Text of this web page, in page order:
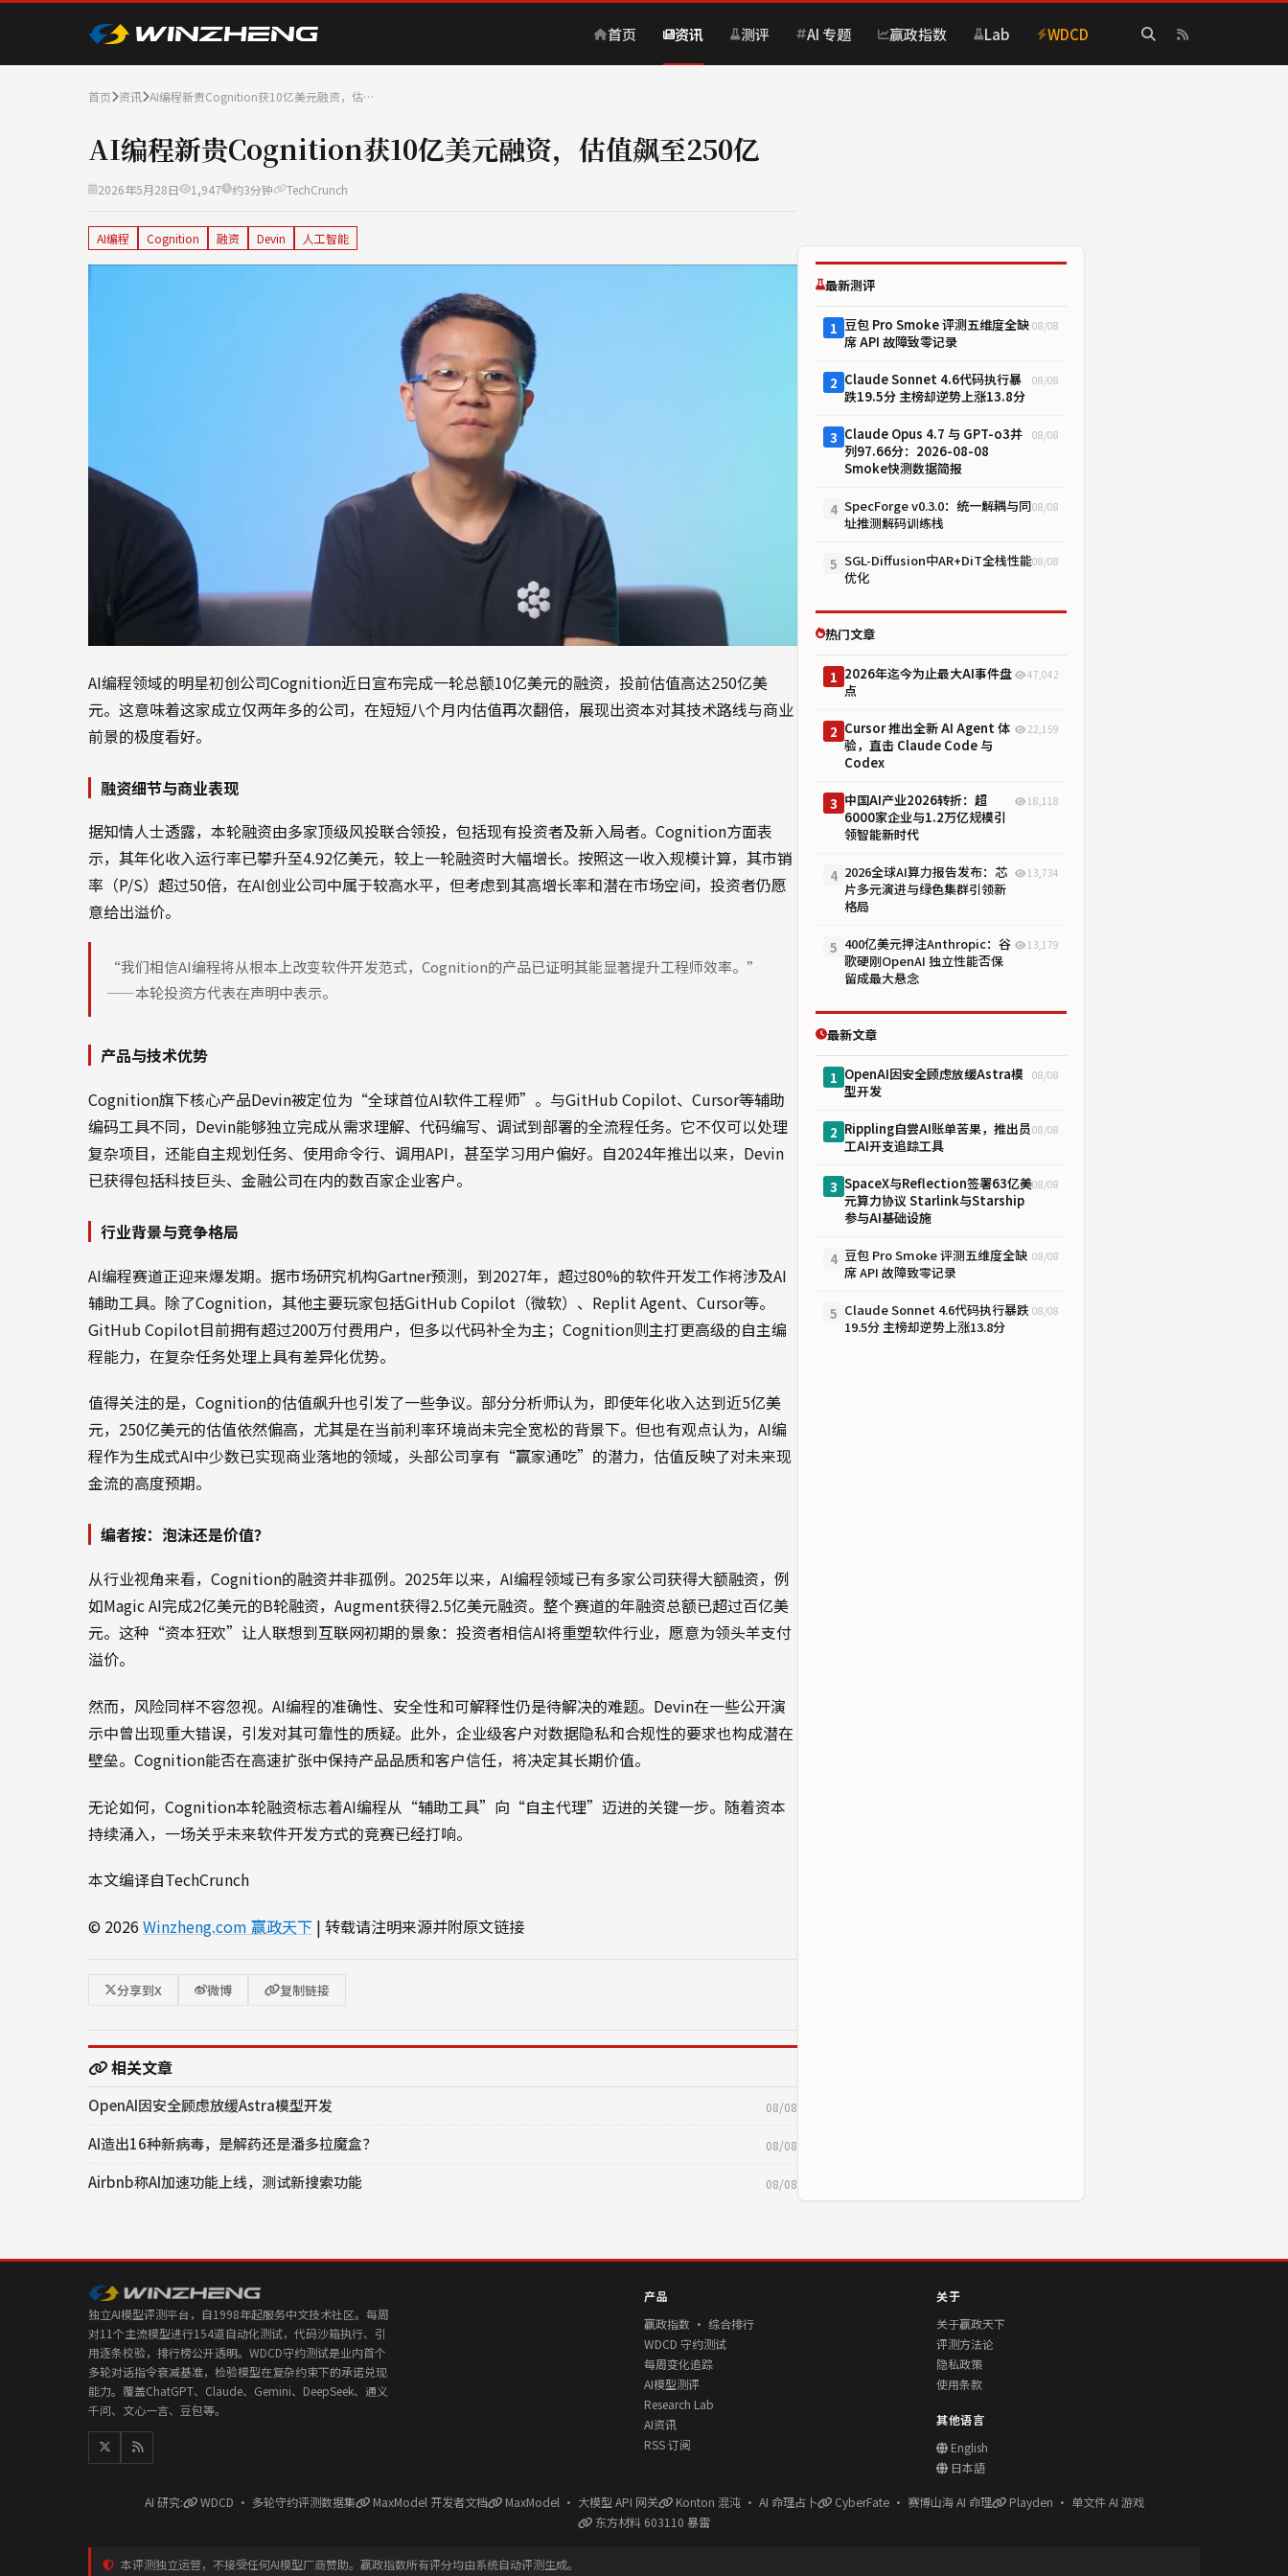
首页 资讯 测评 AI 专题 赢政指数 Lab WDCD
首页 资讯 AI编程新贵Cognition获10亿美元融资，估…
AI编程新贵Cognition获10亿美元融资，估值飙至250亿
2026年5月28日 1,947 约3分钟 TechCrunch
AI编程 Cognition 融资 Devin 人工智能
AI编程领域的明星初创公司Cognition近日宣布完成一轮总额10亿美元的融资，投前估值高达250亿美
元。这意味着这家成立仅两年多的公司，在短短八个月内估值再次翻倍，展现出资本对其技术路线与商业
前景的极度看好。
融资细节与商业表现
据知情人士透露，本轮融资由多家顶级风投联合领投，包括现有投资者及新入局者。Cognition方面表
示，其年化收入运行率已攀升至4.92亿美元，较上一轮融资时大幅增长。按照这一收入规模计算，其市销
率（P/S）超过50倍，在AI创业公司中属于较高水平，但考虑到其高增长率和潜在市场空间，投资者仍愿
意给出溢价。
“我们相信AI编程将从根本上改变软件开发范式，Cognition的产品已证明其能显著提升工程师效率。”
——本轮投资方代表在声明中表示。
产品与技术优势
Cognition旗下核心产品Devin被定位为“全球首位AI软件工程师”。与GitHub Copilot、Cursor等辅助
编码工具不同，Devin能够独立完成从需求理解、代码编写、调试到部署的全流程任务。它不仅可以处理
复杂项目，还能自主规划任务、使用命令行、调用API，甚至学习用户偏好。自2024年推出以来，Devin
已获得包括科技巨头、金融公司在内的数百家企业客户。
行业背景与竞争格局
AI编程赛道正迎来爆发期。据市场研究机构Gartner预测，到2027年，超过80%的软件开发工作将涉及AI
辅助工具。除了Cognition，其他主要玩家包括GitHub Copilot（微软）、Replit Agent、Cursor等。
GitHub Copilot目前拥有超过200万付费用户，但多以代码补全为主；Cognition则主打更高级的自主编
程能力，在复杂任务处理上具有差异化优势。
值得关注的是，Cognition的估值飙升也引发了一些争议。部分分析师认为，即使年化收入达到近5亿美
元，250亿美元的估值依然偏高，尤其是在当前利率环境尚未完全宽松的背景下。但也有观点认为，AI编
程作为生成式AI中少数已实现商业落地的领域，头部公司享有“赢家通吃”的潜力，估值反映了对未来现
金流的高度预期。
编者按：泡沫还是价值？
从行业视角来看，Cognition的融资并非孤例。2025年以来，AI编程领域已有多家公司获得大额融资，例
如Magic AI完成2亿美元的B轮融资，Augment获得2.5亿美元融资。整个赛道的年融资总额已超过百亿美
元。这种“资本狂欢”让人联想到互联网初期的景象：投资者相信AI将重塑软件行业，愿意为领头羊支付
溢价。
然而，风险同样不容忽视。AI编程的准确性、安全性和可解释性仍是待解决的难题。Devin在一些公开演
示中曾出现重大错误，引发对其可靠性的质疑。此外，企业级客户对数据隐私和合规性的要求也构成潜在
壁垒。Cognition能否在高速扩张中保持产品品质和客户信任，将决定其长期价值。
无论如何，Cognition本轮融资标志着AI编程从“辅助工具”向“自主代理”迈进的关键一步。随着资本
持续涌入，一场关乎未来软件开发方式的竞赛已经打响。
本文编译自TechCrunch
© 2026 Winzheng.com 赢政天下 | 转载请注明来源并附原文链接
分享到X 微博 复制链接
相关文章
OpenAI因安全顾虑放缓Astra模型开发 08/08
AI造出16种新病毒，是解药还是潘多拉魔盒？ 08/08
Airbnb称AI加速功能上线，测试新搜索功能 08/08
最新测评
1 豆包 Pro Smoke 评测五维度全缺
席 API 故障致零记录
08/08
2 Claude Sonnet 4.6代码执行暴
跌19.5分 主榜却逆势上涨13.8分
08/08
3 Claude Opus 4.7 与 GPT-o3并
列97.66分：2026-08-08
Smoke快测数据简报
08/08
4 SpecForge v0.3.0：统一解耦与同
址推测解码训练栈
08/08
5 SGL-Diffusion中AR+DiT全栈性能
优化
08/08
热门文章
1 2026年迄今为止最大AI事件盘
点
47,042
2 Cursor 推出全新 AI Agent 体
验，直击 Claude Code 与
Codex
22,159
3 中国AI产业2026转折：超
6000家企业与1.2万亿规模引
领智能新时代
18,118
4 2026全球AI算力报告发布：芯
片多元演进与绿色集群引领新
格局
13,734
5 400亿美元押注Anthropic：谷
歌硬刚OpenAI 独立性能否保
留成最大悬念
13,179
最新文章
1 OpenAI因安全顾虑放缓Astra模
型开发
08/08
2 Rippling自尝AI账单苦果，推出员
工AI开支追踪工具
08/08
3 SpaceX与Reflection签署63亿美
元算力协议 Starlink与Starship
参与AI基础设施
08/08
4 豆包 Pro Smoke 评测五维度全缺
席 API 故障致零记录
08/08
5 Claude Sonnet 4.6代码执行暴跌
19.5分 主榜却逆势上涨13.8分
08/08
独立AI模型评测平台，自1998年起服务中文技术社区。每周
对11个主流模型进行154道自动化测试，代码沙箱执行、引
用逐条校验，排行榜公开透明。WDCD守约测试是业内首个
多轮对话指令衰减基准，检验模型在复杂约束下的承诺兑现
能力。覆盖ChatGPT、Claude、Gemini、DeepSeek、通义
千问、文心一言、豆包等。
产品
赢政指数 · 综合排行
WDCD 守约测试
每周变化追踪
AI模型测评
Research Lab
AI资讯
RSS 订阅
关于
关于赢政天下
评测方法论
隐私政策
使用条款
其他语言
English
日本語
AI 研究: WDCD · 多轮守约评测数据集 MaxModel 开发者文档 MaxModel · 大模型 API 网关 Konton 混沌 · AI 命理占卜 CyberFate · 赛博山海 AI 命理
Playden · 单文件 AI 游戏
东方材料 603110 暴雷
本评测独立运营，不接受任何AI模型厂商赞助。赢政指数所有评分均由系统自动评测生成。